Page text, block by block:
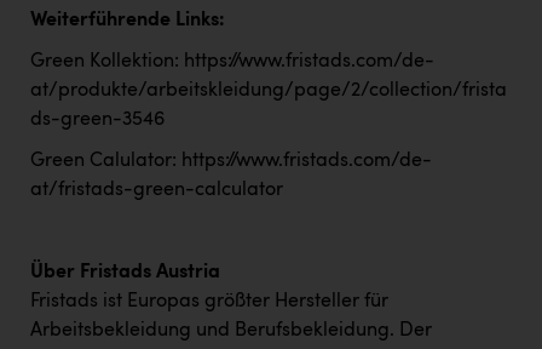
Weiterführende Links:
Green Kollektion: https://www.fristads.com/de-
at/produkte/arbeitskleidung/page/2/collection/frista
ds-green-3546
Green Calulator: https://www.fristads.com/de-
at/fristads-green-calculator
Über Fristads Austria
Fristads ist Europas größter Hersteller für
Arbeitsbekleidung und Berufsbekleidung. Der